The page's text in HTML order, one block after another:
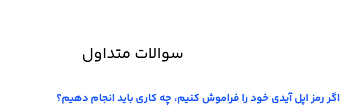
سوالات متداول
اگر رمز اپل آیدی خود را فراموش کنیم، چه کاری باید انجام دهیم؟